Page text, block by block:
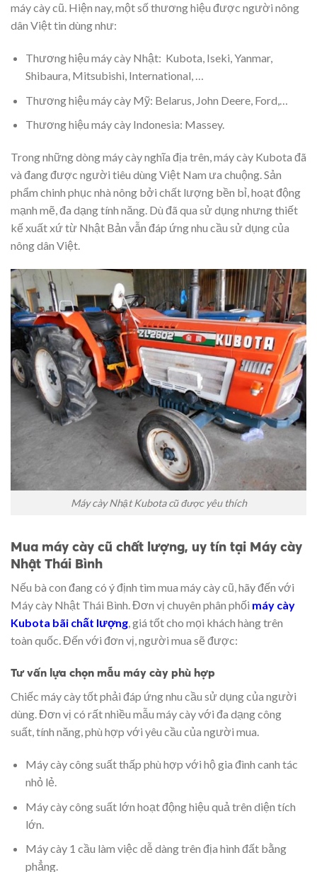
máy cày cũ. Hiện nay, một số thương hiệu được người nông
dân Việt tin dùng như:
Thương hiệu máy cày Nhật: Kubota, Iseki, Yanmar,
Shibaura, Mitsubishi, International, …
Thương hiệu máy cày Mỹ: Belarus, John Deere, Ford,…
Thương hiệu máy cày Indonesia: Massey.
Trong những dòng máy cày nghĩa địa trên, máy cày Kubota đã
và đang được người tiêu dùng Việt Nam ưa chuộng. Sản
phẩm chinh phục nhà nông bởi chất lượng bền bỉ, hoạt động
mạnh mẽ, đa dạng tính năng. Dù đã qua sử dụng nhưng thiết
kế xuất xứ từ Nhật Bản vẫn đáp ứng nhu cầu sử dụng của
nông dân Việt.
Máy cày Nhật Kubota cũ được yêu thích
Mua máy cày cũ chất lượng, uy tín tại Máy cày
Nhật Thái Bình
Nếu bà con đang có ý định tìm mua máy cày cũ, hãy đến với
Máy cày Nhật Thái Bình. Đơn vị chuyên phân phối máy cày
Kubota bãi chất lượng, giá tốt cho mọi khách hàng trên
toàn quốc. Đến với đơn vị, người mua sẽ được:
Tư vấn lựa chọn mẫu máy cày phù hợp
Chiếc máy cày tốt phải đáp ứng nhu cầu sử dụng của người
dùng. Đơn vị có rất nhiều mẫu máy cày với đa dạng công
suất, tính năng, phù hợp với yêu cầu của người mua.
Máy cày công suất thấp phù hợp với hộ gia đình canh tác
nhỏ lẻ.
Máy cày công suất lớn hoạt động hiệu quả trên diện tích
lớn.
Máy cày 1 cầu làm việc dễ dàng trên địa hình đất bằng
phẳng.